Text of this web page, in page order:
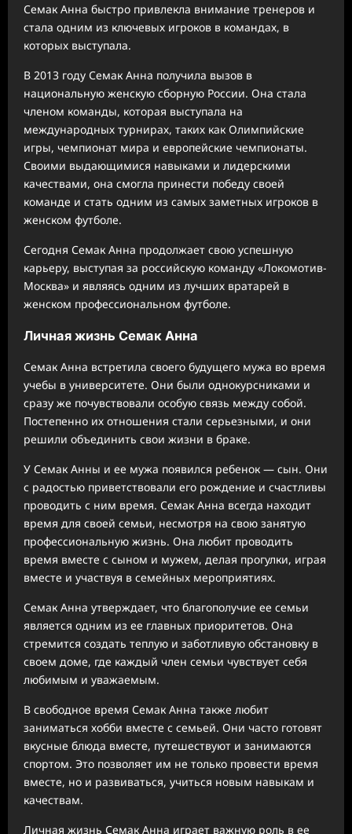
Семак Анна быстро привлекла внимание тренеров и
стала одним из ключевых игроков в командах, в
которых выступала.
В 2013 году Семак Анна получила вызов в
национальную женскую сборную России. Она стала
членом команды, которая выступала на
международных турнирах, таких как Олимпийские
игры, чемпионат мира и европейские чемпионаты.
Своими выдающимися навыками и лидерскими
качествами, она смогла принести победу своей
команде и стать одним из самых заметных игроков в
женском футболе.
Сегодня Семак Анна продолжает свою успешную
карьеру, выступая за российскую команду «Локомотив-
Москва» и являясь одним из лучших вратарей в
женском профессиональном футболе.
Личная жизнь Семак Анна
Семак Анна встретила своего будущего мужа во время
учебы в университете. Они были однокурсниками и
сразу же почувствовали особую связь между собой.
Постепенно их отношения стали серьезными, и они
решили объединить свои жизни в браке.
У Семак Анны и ее мужа появился ребенок — сын. Они
с радостью приветствовали его рождение и счастливы
проводить с ним время. Семак Анна всегда находит
время для своей семьи, несмотря на свою занятую
профессиональную жизнь. Она любит проводить
время вместе с сыном и мужем, делая прогулки, играя
вместе и участвуя в семейных мероприятиях.
Семак Анна утверждает, что благополучие ее семьи
является одним из ее главных приоритетов. Она
стремится создать теплую и заботливую обстановку в
своем доме, где каждый член семьи чувствует себя
любимым и уважаемым.
В свободное время Семак Анна также любит
заниматься хобби вместе с семьей. Они часто готовят
вкусные блюда вместе, путешествуют и занимаются
спортом. Это позволяет им не только провести время
вместе, но и развиваться, учиться новым навыкам и
качествам.
Личная жизнь Семак Анна играет важную роль в ее